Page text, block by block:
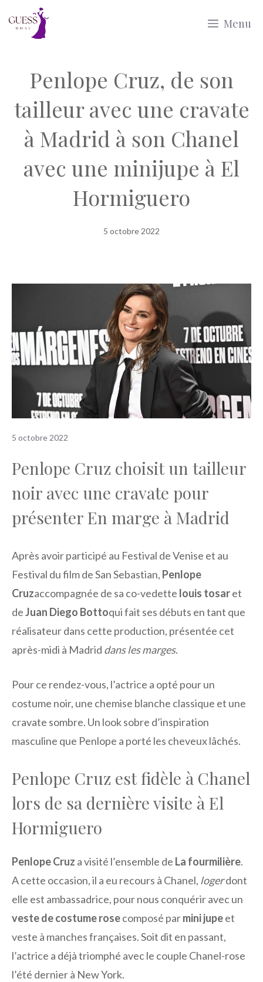
Menu
Penlope Cruz, de son
tailleur avec une cravate
à Madrid à son Chanel
avec une minijupe à El
Hormiguero
5 octobre 2022
5 octobre 2022
Penlope Cruz choisit un tailleur
noir avec une cravate pour
présenter En marge à Madrid
Après avoir participé au Festival de Venise et au
Festival du film de San Sebastian, Penlope
Cruzaccompagnée de sa co-vedette louis tosaret
deJuan Diego Bottoqui fait ses débuts en tant que
réalisateur dans cette production, présentée cet
après-midi à Madrid dans les marges.
Pour ce rendez-vous, l’actrice a opté pour un
costume noir, une chemise blanche classique et une
cravate sombre. Un look sobre d’inspiration
masculine que Penlope a porté les cheveux lâchés.
Penlope Cruz est fidèle à Chanel
lors de sa dernière visite à El
Hormiguero
Penlope Cruz a visité l’ensemble de La fourmilière.
A cette occasion, il a eu recours à Chanel, logerdont
elle est ambassadrice, pour nous conquérir avec un
veste de costume rosecomposé parmini jupeet
veste à manches françaises. Soit dit en passant,
l’actrice a déjà triomphé avec le couple Chanel-rose
l’été dernier à New York.